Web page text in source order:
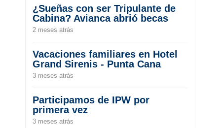
¿Sueñas con ser Tripulante de
Cabina? Avianca abrió becas
2 meses atrás
Vacaciones familiares en Hotel
Grand Sirenis - Punta Cana
3 meses atrás
Participamos de IPW por
primera vez
3 meses atrás